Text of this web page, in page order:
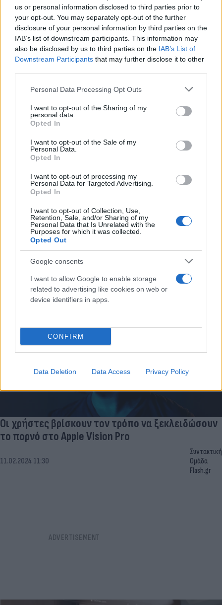
us or personal information disclosed to third parties prior to
your opt-out. You may separately opt-out of the further
disclosure of your personal information by third parties on the
IAB’s list of downstream participants. This information may
also be disclosed by us to third parties on the IAB’s List of
Downstream Participants that may further disclose it to other
Please note that this website/app uses one or more Google
not limited to your visit or usage behaviour. You may click to
grant or deny consent to Google and its third-party tags to
use your data for below specified purposes in below Google
consent section.
Personal Data Processing Opt Outs
I want to opt-out of the Sharing of my
personal data.
Opted In
I want to opt-out of the Sale of my
Personal Data.
Opted In
I want to opt-out of processing my
Personal Data for Targeted Advertising.
Opted In
I want to opt-out of Collection, Use,
Retention, Sale, and/or Sharing of my
Personal Data that Is Unrelated with the
Purposes for which it was collected.
Opted Out
Google consents
I want to allow Google to enable storage
related to advertising like cookies on web or
device identifiers in apps.
CONFIRM
Data Deletion Data Access Privacy Policy
Ερευνητές απέδειξαν ότι η VR μπορεί να προκαλέσει τις ίδιες
εγκεφαλικές επιδράσεις με το LSD.
15.10.2025 17:30
Στέλιος
Αρτεμάκης
Τελικά ζούμε μέσα στο Matrix; Επιστήμονας
προσομοίωση
Σύμφωνα με έναν Βρετανό επιστήμονα, η ίδια η βαρύτητα
μπορεί να είναι ένα σημάδι ότι όλοι ζούμε σε μια εικονική
πραγματικότητα.
01.05.2025 20:22
Ομάδα
Οι χρήστες βρίσκουν τον τρόπο να ξεκλειδώσουν
το πορνό στο Apple Vision Pro
11.02.2024 11:30
Συντακτική
Ομάδα
Flash.gr